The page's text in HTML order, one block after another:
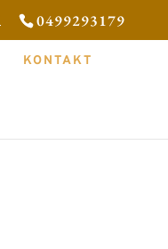
0499293179
KONTAKT